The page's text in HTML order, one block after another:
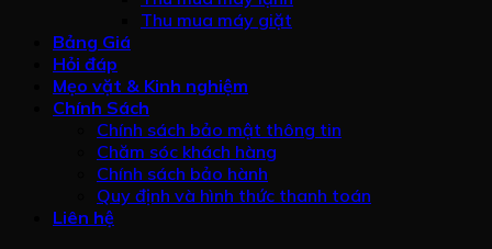
Thu mua máy giặt
Bảng Giá
Hỏi đáp
Mẹo vặt & Kinh nghiệm
Chính Sách
Chính sách bảo mật thông tin
Chăm sóc khách hàng
Chính sách bảo hành
Quy định và hình thức thanh toán
Liên hệ